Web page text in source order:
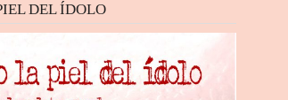
DEL ÍDOLO